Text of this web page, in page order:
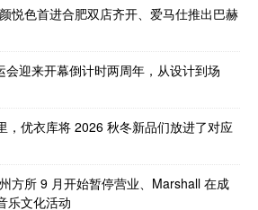
悦色首进合肥双店齐开、爱马仕推出巴赫
会迎来开幕倒计时两周年，从设计到场
，优衣库将 2026 秋冬新品们放进了对应
方所 9 月开始暂停营业、Marshall 在成
乐文化活动